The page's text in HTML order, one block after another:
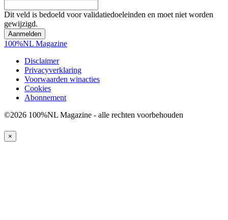
Dit veld is bedoeld voor validatiedoeleinden en moet niet worden
gewijzigd.
100%NL Magazine
Disclaimer
Privacyverklaring
Voorwaarden winacties
Cookies
Abonnement
©2026 100%NL Magazine - alle rechten voorbehouden
×